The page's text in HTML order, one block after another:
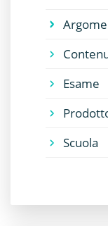
Esame
Scuola